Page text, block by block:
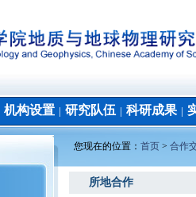
机构设置 研究队伍 科研成果│
您现在的位置： 首页 > 合作
所地合作